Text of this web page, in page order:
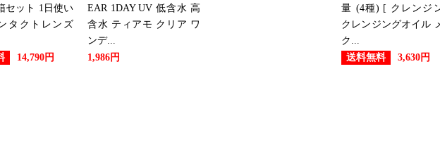
セット 1日使い
タクトレンズ
14,790円
EAR 1DAY UV 低含水 高
含水 ティアモ クリア ワ
ンデ...
1,986円
量 (4種) [ クレンジ
クレンジングオイル
ク...
送料無料
3,630円